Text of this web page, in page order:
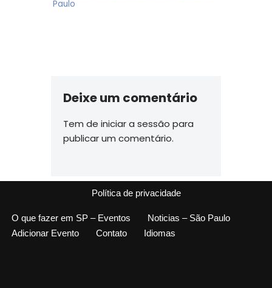
Paulo
Deixe um comentário
Tem de iniciar a sessão para
publicar um comentário.
Política de privacidade
O que fazer em SP – Eventos
Noticias – São Paulo
Adicionar Evento
Contato Idiomas